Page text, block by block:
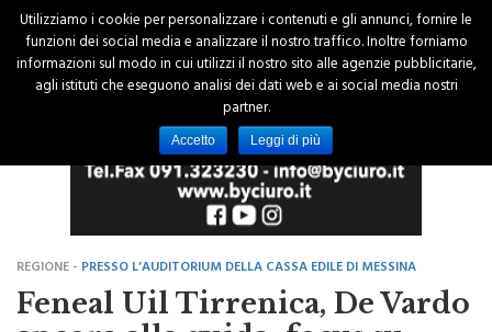
REGIONE -PRESSO L’AUDITORIUM DELLA CASSA EDILE DI MESSINA
Feneal Uil Tirrenica, De Vardo
ancora alla guida: focus su
Utilizziamo i cookie per personalizzare i contenuti e gli annunci, fornire le
funzioni dei social media e analizzare il nostro traffico. Inoltre forniamo
informazioni sul modo in cui utilizzi il nostro sito alle agenzie pubblicitarie,
agli istituti che eseguono analisi dei dati web e ai social media nostri
partner.
Accetto Leggi di più